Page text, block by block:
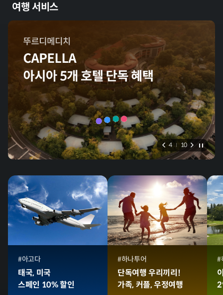
여행 서비스
4 10
#아고다
태국, 미국
스페인 10% 할인
#하나투어
단독여행 우리끼리!
가족, 커플, 우정여행
#
2